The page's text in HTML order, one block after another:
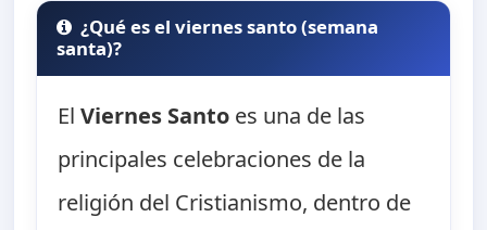
¿Qué es el viernes santo (semana
santa)?
ElViernes Santo es una de las
principales celebraciones de la
religión del Cristianismo, dentro de